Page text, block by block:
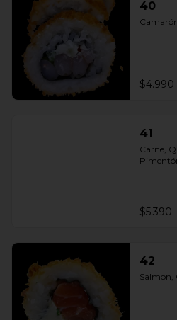
40
$4.990
41
Carne,
$5.390
42
Salmon,